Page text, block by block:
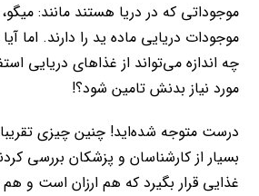
موجوداتی که در دریا هستند مانند:
موجودات دریایی ماده ید را دارند. اما
چه اندازه می‌تواند از غذاهای دریایی
مورد نیاز بدنش تامین شود؟!
درست متوجه شده‌اید! چنین چیزی تقریبا
بسیار از کارشناسان و پزشکان بررسی
غذایی قرار بگیرد که هم ارزان است و